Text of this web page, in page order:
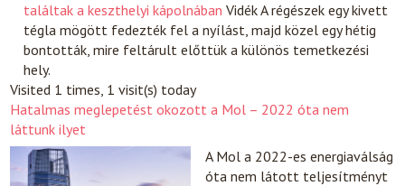
találtak a keszthelyi kápolnában VidékA régészek egy kivett
tégla mögött fedezték fel a nyílást, majd közel egy hétig
bontották, mire feltárult előttük a különös temetkezési
hely.
Visited 1 times, 1 visit(s) today
Hatalmas meglepetést okozott a Mol – 2022 óta nem
láttunk ilyet
A Mol a 2022-es energiaválság
óta nem látott teljesítményt